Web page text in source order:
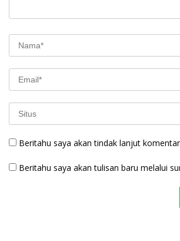
Beritahu saya akan tindak lanjut
Beritahu saya akan tulisan baru melalui